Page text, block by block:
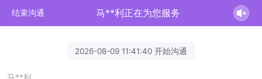
结束沟通 马**利正在为您服务
2026-08-09 11:41:40 开始沟通